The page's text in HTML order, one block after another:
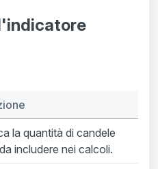
la quantità di candele
includere nei calcoli.